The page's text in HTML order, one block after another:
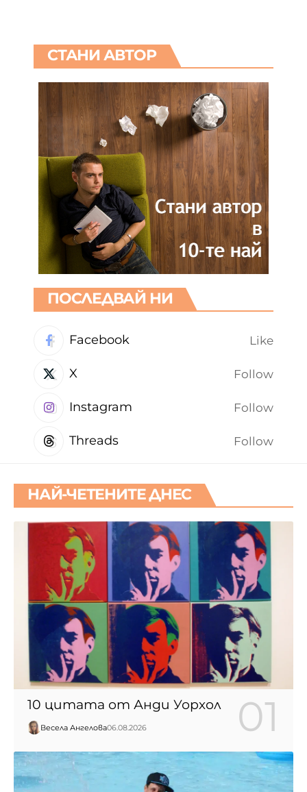
СТАНИ АВТОР
ПОСЛЕДВАЙ НИ
Facebook Like
X Follow
Instagram Follow
Threads Follow
НАЙ-ЧЕТЕНИТЕ ДНЕС
10 цитата от Анди Уорхол
Весела Ангелова06.08.2026